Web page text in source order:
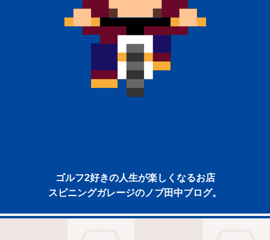
ゴルフ2好きの人生が楽しくなるお店
スピニングガレージのノブ田中ブログ。